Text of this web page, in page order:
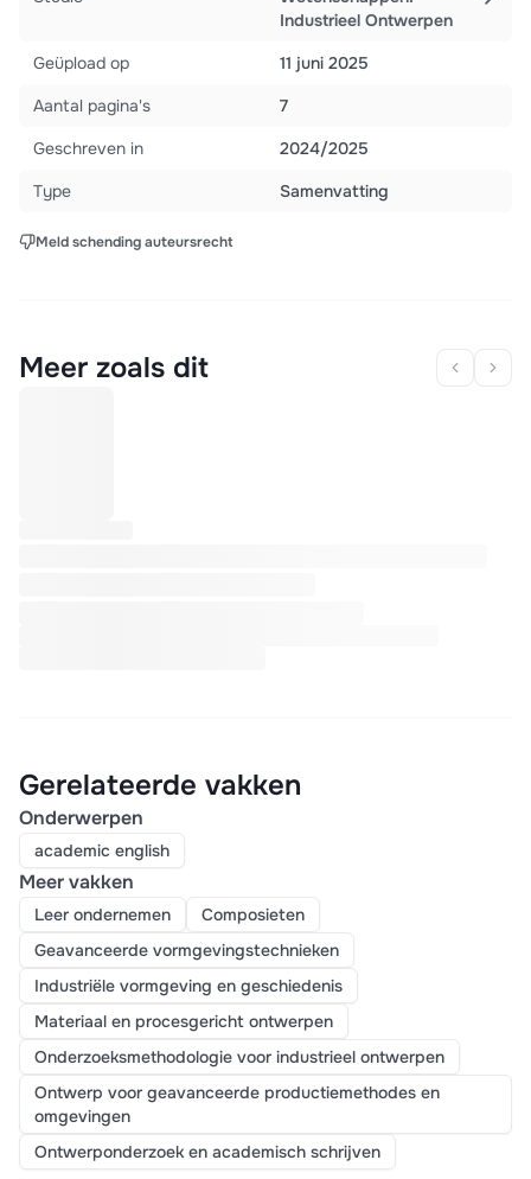
Industrieel Ontwerpen
Geüpload op
11 juni 2025
Aantal pagina's
7
Geschreven in
2024/2025
Type
Samenvatting
Meld schending auteursrecht
Meer zoals dit
Gerelateerde vakken
Onderwerpen
academic english
Meer vakken
Leer ondernemen
Composieten
Geavanceerde vormgevingstechnieken
Industriële vormgeving en geschiedenis
Materiaal en procesgericht ontwerpen
Onderzoeksmethodologie voor industrieel ontwerpen
Ontwerp voor geavanceerde productiemethodes en
omgevingen
Ontwerponderzoek en academisch schrijven